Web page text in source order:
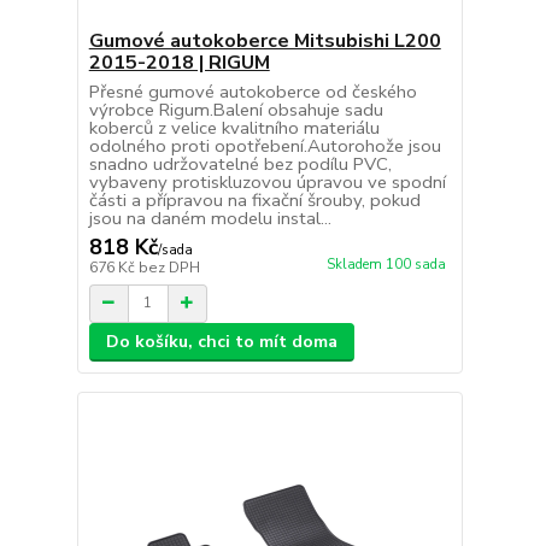
Gumové autokoberce Mitsubishi L200
2015-2018 | RIGUM
Přesné gumové autokoberce od českého
výrobce Rigum.Balení obsahuje sadu
koberců z velice kvalitního materiálu
odolného proti opotřebení.Autorohože jsou
snadno udržovatelné bez podílu PVC,
vybaveny protiskluzovou úpravou ve spodní
části a přípravou na fixační šrouby, pokud
jsou na daném modelu instal...
818 Kč/sada
676 Kč bez DPH Skladem 100 sada
Do košíku, chci to mít doma